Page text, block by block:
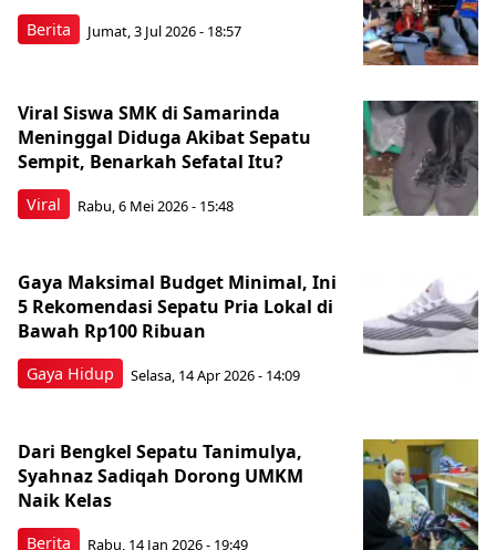
Berita Jumat, 3 Jul 2026 - 18:57
Viral
Viral Siswa SMK di Samarinda
Meninggal Diduga Akibat Sepatu
Sempit, Benarkah Sefatal Itu?
Rabu, 6 Mei 2026 - 15:48
Gaya Hidup
Gaya Maksimal Budget Minimal, Ini
5 Rekomendasi Sepatu Pria Lokal di
Bawah Rp100 Ribuan
Selasa, 14 Apr 2026 - 14:09
Berita
Dari Bengkel Sepatu Tanimulya,
Syahnaz Sadiqah Dorong UMKM
Naik Kelas
Rabu, 14 Jan 2026 - 19:49